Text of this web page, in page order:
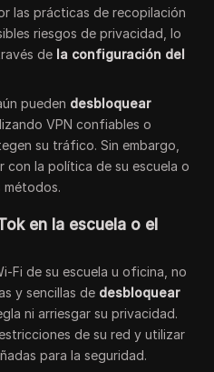
las prácticas de recopilación
riesgos de privacidad, lo
de la configuración del
pueden desbloquear
VPN confiables o
su tráfico. Sin embargo,
con la política de su escuela o
métodos.
en la escuela o el
Fi de su escuela u oficina, no
y sencillas de desbloquear
ni arriesgar su privacidad.
de su red y utilizar
para la seguridad.